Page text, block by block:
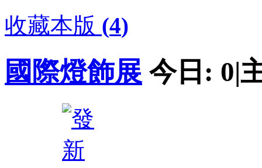
收藏本版 (4)
國際燈飾展 今日: 0|